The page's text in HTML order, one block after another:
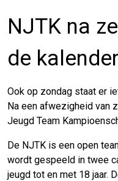
NJTK na
de kalender
Ook op zondag staat er
Na een afwezigheid van
Jeugd Team
De NJTK is een open
wordt gespeeld in twee
jeugd tot en met 18 jaar.